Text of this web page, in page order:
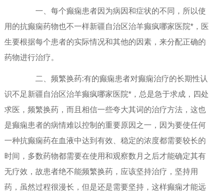
一、每个癫痫患者因为病因和症状的不同，所以使
用的抗癫痫药物也不一样新疆自治区治羊癫疯哪家医院*，医
生要根据每个患者的实际情况和其他的因素，来分配正确的
药物进行治疗。
二、频繁换药:有的癫痫患者对癫痫治疗的长期性认
识不足新疆自治区治羊癫疯哪家医院*，总是急于求成，四处
求医，频繁换药，而且相信一些夸大其词的治疗方法，这也
是癫痫患者的病情难以控制的重要原因之一，因为要使任何
一种抗癫痫药在血液中达到有效、稳定的浓度都需要较长的
时间，多数药物都需要在使用和观察数月之后才能确定其有
无疗效，故患者绝不能频繁换药，应该坚持治疗，坚持用
药，虽然过程很漫长，但是还是需要坚持，这样癫痫才能远